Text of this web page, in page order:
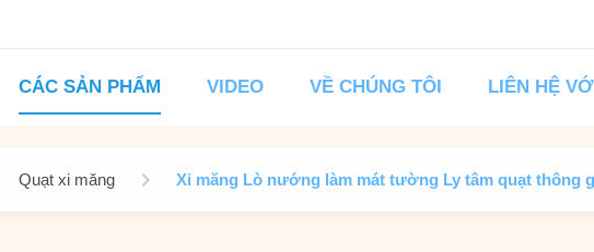
CÁC SẢN PHẨM VIDEO VỀ CHÚNG TÔI LIÊN HỆ
Quạt xi măng Xi măng Lò nướng làm mát tường Ly tâm quạt thông